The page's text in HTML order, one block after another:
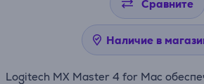
Сравните
Наличие в
Logitech MX Master 4 for Mac